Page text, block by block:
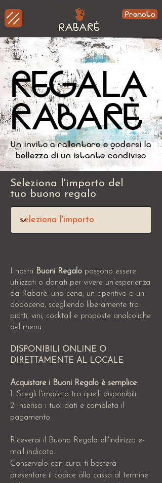
Prenota
REGALA
RABARÈ
REGALA
RABARÈ
Un invito a rallentare e godersi la
bellezza di un istante condiviso
Seleziona l'importo del
tuo buono regalo
I nostri Buoni Regalo possono essere
utilizzati o donati per vivere un’esperienza
da Rabarè: una cena, un aperitivo o un
dopocena, scegliendo liberamente tra
piatti, vini, cocktail e proposte analcoliche
del menu.
DISPONIBILI ONLINE O
DIRETTAMENTE AL LOCALE
Acquistare i Buoni Regalo è semplice:
1. Scegli l'importo tra quelli disponibili
2 Inserisci i tuoi dati e completa il
pagamento.
Riceverai il Buono Regalo all'indirizzo e-
mail indicato.
Conservalo con cura: ti basterà
presentare il codice alla cassa al termine